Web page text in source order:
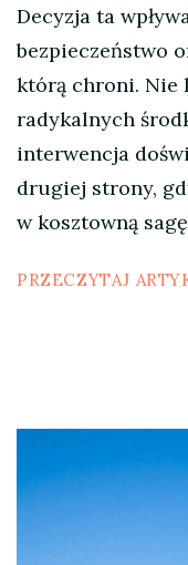
Decyzja ta
bezpieczeństwo
którą chroni. Nie
radykalnych
interwencja
drugiej strony,
w kosztowną
PRZECZYTAJ